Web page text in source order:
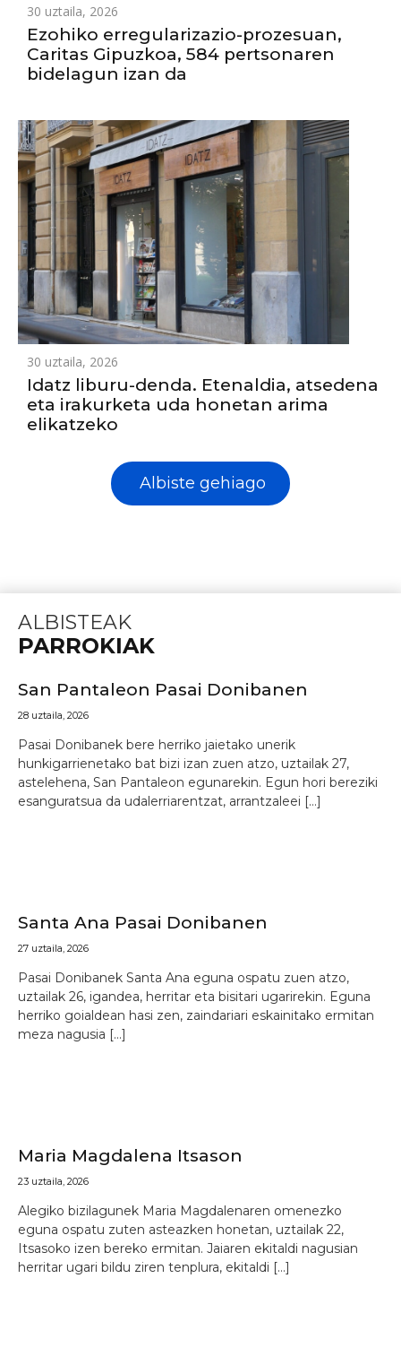
30 uztaila, 2026
Ezohiko erregularizazio-prozesuan,
Caritas Gipuzkoa, 584 pertsonaren
bidelagun izan da
30 uztaila, 2026
Idatz liburu-denda. Etenaldia, atsedena
eta irakurketa uda honetan arima
elikatzeko
Albiste gehiago
ALBISTEAK
PARROKIAK
San Pantaleon Pasai Donibanen
28 uztaila, 2026
Pasai Donibanek bere herriko jaietako unerik
hunkigarrienetako bat bizi izan zuen atzo, uztailak 27,
astelehena, San Pantaleon egunarekin. Egun hori bereziki
esanguratsua da udalerriarentzat, arrantzaleei […]
Santa Ana Pasai Donibanen
27 uztaila, 2026
Pasai Donibanek Santa Ana eguna ospatu zuen atzo,
uztailak 26, igandea, herritar eta bisitari ugarirekin. Eguna
herriko goialdean hasi zen, zaindariari eskainitako ermitan
meza nagusia […]
Maria Magdalena Itsason
23 uztaila, 2026
Alegiko bizilagunek Maria Magdalenaren omenezko
eguna ospatu zuten asteazken honetan, uztailak 22,
Itsasoko izen bereko ermitan. Jaiaren ekitaldi nagusian
herritar ugari bildu ziren tenplura, ekitaldi […]